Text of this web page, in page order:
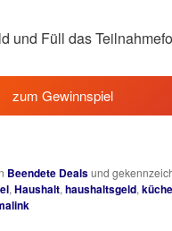
und Füll das
zum Gewinnspiel
Beendete Dealsund
, Haushalt, haushaltsgeld, küche